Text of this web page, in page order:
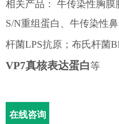
相关产品：
牛传染性胸膜
S/N重组蛋白、牛传染性
杆菌LPS抗原；布氏杆菌
VP7真核表达蛋白等
在线咨询